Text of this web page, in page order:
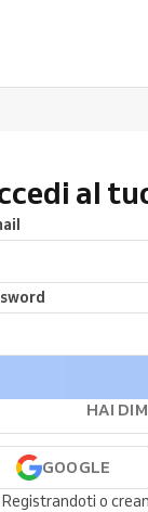
al
HAI
GOOGLE
Registrandoti o